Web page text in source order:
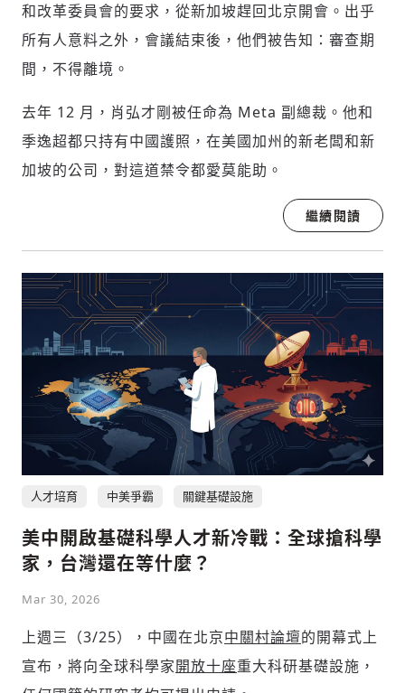
和改革委員會的要求，從新加坡趕回北京開會。出乎
所有人意料之外，會議結束後，他們被告知：審查期
間，不得離境。
去年 12 月，肖弘才剛被任命為 Meta 副總裁。他和
季逸超都只持有中國護照，在美國加州的新老闆和新
加坡的公司，對這道禁令都愛莫能助。
繼續閱讀
人才培育 中美爭霸 關鍵基礎設施
美中開啟基礎科學人才新冷戰：全球搶科學
家，台灣還在等什麼？
Mar 30, 2026
上週三（3/25），中國在北京中關村論壇的開幕式上
宣布，將向全球科學家開放十座重大科研基礎設施，